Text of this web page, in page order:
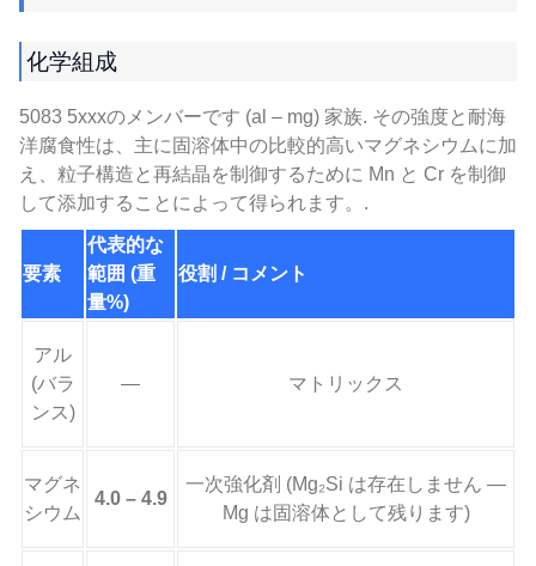
化学組成
5083 5xxxのメンバーです (al – mg) 家族. その強度と耐海
洋腐食性は、主に固溶体中の比較的高いマグネシウムに加
え、粒子構造と再結晶を制御するために Mn と Cr を制御
して添加することによって得られます。.
要素
代表的な
範囲 (重
量%)
役割 / コメント
アル
(バラ
ンス)
— マトリックス
マグネ
シウム
4.0 – 4.9
一次強化剤 (Mg₂Si は存在しません —
Mg は固溶体として残ります)